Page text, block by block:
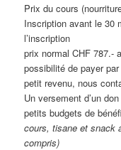
Prix du cours
Inscription avant le 30
l’inscription
prix normal CHF 787.-
possibilité de payer
petit revenu, nous
Un versement d’un
petits budgets de
cours, tisane et snack
compris)